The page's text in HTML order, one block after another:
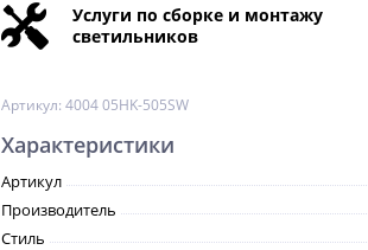
Услуги по сборке и монтажу
светильников
Артикул: 4004 05HK-505SW
Характеристики
Артикул
Производитель
Стиль